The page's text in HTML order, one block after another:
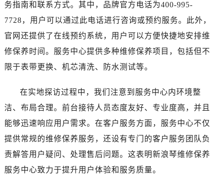
河南省新乡市红旗区人民路浪琴售后服务中心（需提前预约）
河南省信阳市浉河区东方红大道浪琴售后服务中心（需提前预约）
河南省周口市川汇区七一路浪琴售后服务中心（需提前预约）
河南省驻马店市驿城区乐山大道与置地大道交叉口浪琴售后服务中心（需提前预约）
湖北省鄂州市鄂城区文星大道浪琴售后服务中心（需提前预约）
湖北省黄冈市黄州区赤壁大道浪琴售后服务中心（需提前预约）
湖北省黄石市黄石港区武汉路浪琴售后服务中心（需提前预约）
务指南和联系方式。其中，品牌官方电话为400-995-
7728，用户可以通过此电话进行咨询或预约服务。此外，
官网还提供了在线预约系统，用户可以方便快捷地安排维
修保养时间。服务中心提供多种维修保养项目，包括但不
限于表带更换、机芯清洗、防水测试等。
在实地探访过程中，我们注意到服务中心内环境整
洁、布局合理。前台接待人员态度友好、专业度高，并且
能够迅速响应用户需求。在客户服务方面，服务中心不仅
提供常规的维修保养服务，还设有专门的客户服务团队负
责解答用户疑问、处理售后问题。这表明新浪琴维修保养
服务中心致力于提升用户体验和服务质量。